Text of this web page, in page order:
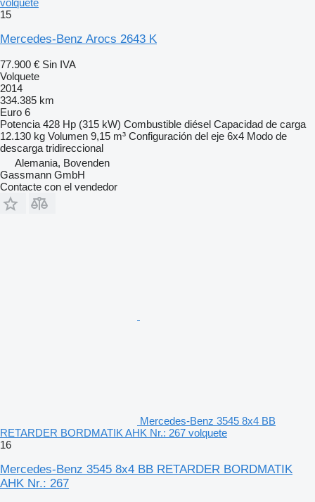
volquete
15
Mercedes-Benz Arocs 2643 K
77.900 € Sin IVA
Volquete
2014
334.385 km
Euro 6
Potencia 428 Hp (315 kW) Combustible diésel Capacidad de carga
12.130 kg Volumen 9,15 m³ Configuración del eje 6x4 Modo de
descarga tridireccional
Alemania, Bovenden
Gassmann GmbH
Contacte con el vendedor
Mercedes-Benz 3545 8x4 BB
RETARDER BORDMATIK AHK Nr.: 267 volquete
16
Mercedes-Benz 3545 8x4 BB RETARDER BORDMATIK
AHK Nr.: 267